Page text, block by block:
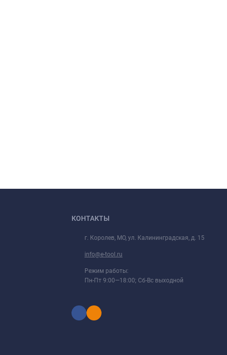
КОНТАКТЫ
г. Королев, МО, ул. Калининградская, д. 15
info@e-tool.ru
Режим работы:
Пн-Пт 9:00—18:00; Сб-Вс выходной